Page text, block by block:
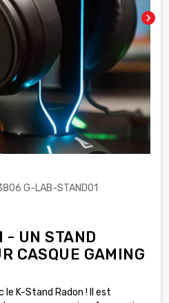
chevron_right
G-LAB-STAND01
- UN STAND
CASQUE GAMING
K-Stand Radon ! Il est